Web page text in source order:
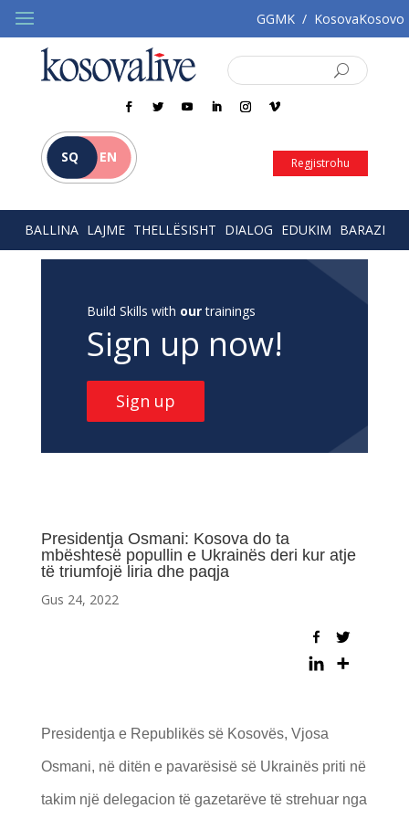
GGMK / KosovaKosovo
SQ EN Regjistrohu
BALLINA LAJME THELLËSISHT DIALOG EDUKIM BARAZI
Build Skills with ourtrainings
Sign up now!
Sign up
Presidentja Osmani: Kosova do ta
mbështesë popullin e Ukrainës deri kur atje
të triumfojë liria dhe paqja
Gus 24, 2022
Presidentja e Republikës së Kosovës, Vjosa
Osmani, në ditën e pavarësisë së Ukrainës priti në
takim një delegacion të gazetarëve të strehuar nga